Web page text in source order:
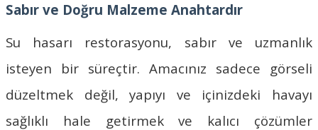
Sabır ve Doğru Malzeme Anahtardır
Su hasarı restorasyonu, sabır ve uzmanlık
isteyen bir süreçtir. Amacınız sadece görseli
düzeltmek değil, yapıyı ve içinizdeki havayı
sağlıklı hale getirmek ve kalıcı çözümler